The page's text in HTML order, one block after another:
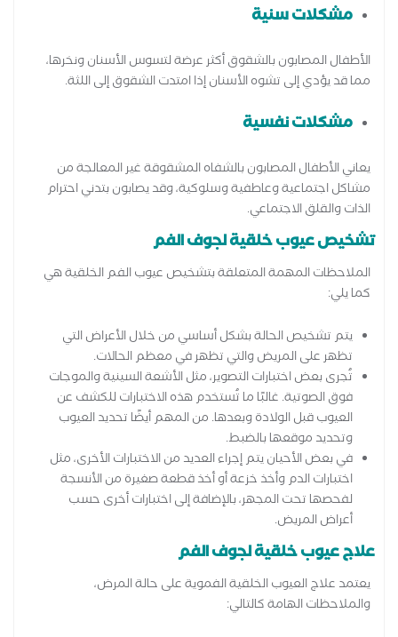
مشكلات سنية
الأطفال المصابون بالشقوق أكثر عرضة لتسوس الأسنان ونخرها،
مما قد يؤدي إلى تشوه الأسنان إذا امتدت الشقوق إلى اللثة.
مشكلات نفسية
يعاني الأطفال المصابون بالشفاه المشقوقة غير المعالجة من
مشاكل اجتماعية وعاطفية وسلوكية، وقد يصابون بتدني احترام
الذات والقلق الاجتماعي.
تشخيص عيوب خلقية لجوف الفم
الملاحظات المهمة المتعلقة بتشخيص عيوب الفم الخلقية هي
كما يلي:
يتم تشخيص الحالة بشكل أساسي من خلال الأعراض التي
تظهر على المريض والتي تظهر في معظم الحالات.
تُجرى بعض اختبارات التصوير، مثل الأشعة السينية والموجات
فوق الصوتية. غالبًا ما تُستخدم هذه الاختبارات للكشف عن
العيوب قبل الولادة وبعدها. من المهم أيضًا تحديد العيوب
وتحديد موقعها بالضبط.
في بعض الأحيان يتم إجراء العديد من الاختبارات الأخرى، مثل
اختبارات الدم وأخذ خزعة أو أخذ قطعة صغيرة من الأنسجة
لفحصها تحت المجهر، بالإضافة إلى اختبارات أخرى حسب
أعراض المريض.
علاج عيوب خلقية لجوف الفم
يعتمد علاج العيوب الخلقية الفموية على حالة المرض،
والملاحظات الهامة كالتالي: